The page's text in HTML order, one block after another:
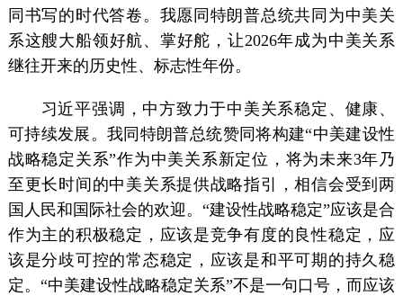
同书写的时代答卷。我愿同特朗普总统共同为中美关
系这艘大船领好航、掌好舵，让2026年成为中美关系
继往开来的历史性、标志性年份。
习近平强调，中方致力于中美关系稳定、健康、
可持续发展。我同特朗普总统赞同将构建“中美建设性
战略稳定关系”作为中美关系新定位，将为未来3年乃
至更长时间的中美关系提供战略指引，相信会受到两
国人民和国际社会的欢迎。“建设性战略稳定”应该是合
作为主的积极稳定，应该是竞争有度的良性稳定，应
该是分歧可控的常态稳定，应该是和平可期的持久稳
定。“中美建设性战略稳定关系”不是一句口号，而应该